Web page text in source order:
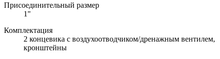
Присоединительный размер
1"
Комплектация
2 концевика с воздухоотводчиком/дренажным вентилем,
кронштейны